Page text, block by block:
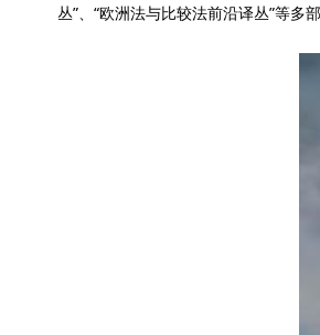
丛”、“欧洲法与比较法前沿译丛”等多